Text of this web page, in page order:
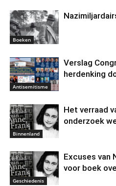
Boeken
Antisemitisme
Verslag
herdenking
Binnenland
Het verraad
onderzoek
Geschiedenis
Excuses van
voor boek